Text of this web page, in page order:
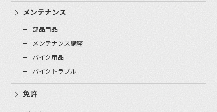
メンテナンス
部品用品
メンテナンス講座
バイク用品
バイクトラブル
免許